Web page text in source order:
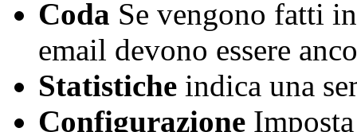
Coda Se vengono fatti
email devono essere
Statistiche indica una
Configurazione